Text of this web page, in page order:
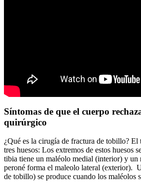
Síntomas de que el cuerpo
quirúrgico
¿Qué es la cirugía de fractura de tobillo?
tres huesos: Los extremos de estos huesos
tibia tiene un maléolo medial (interior) y un
peroné forma el maleolo lateral (exterior).
de tobillo) se produce cuando los maléolos